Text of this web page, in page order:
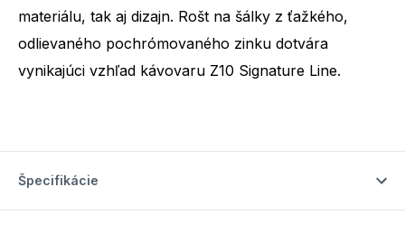
materiálu, tak aj dizajn. Rošt na šálky z ťažkého,
odlievaného pochrómovaného zinku dotvára
vynikajúci vzhľad kávovaru Z10 Signature Line.
Špecifikácie